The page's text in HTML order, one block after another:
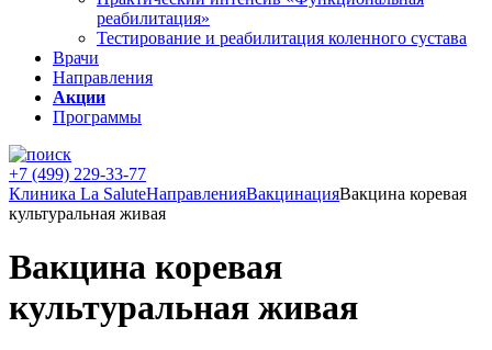
реабилитация»
Тестирование и реабилитация коленного сустава
Врачи
Направления
Акции
Программы
+7 (499) 229-33-77
Клиника La SaluteНаправленияВакцинацияВакцина коревая
культуральная живая
Вакцина коревая
культуральная живая